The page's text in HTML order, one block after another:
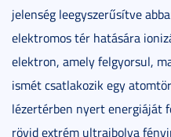
jelenség leegyszerűsítve
elektromos tér hatására
elektron, amely felgyorsul,
ismét csatlakozik egy
lézertérben nyert energiáját
rövid extrém ultraibolya